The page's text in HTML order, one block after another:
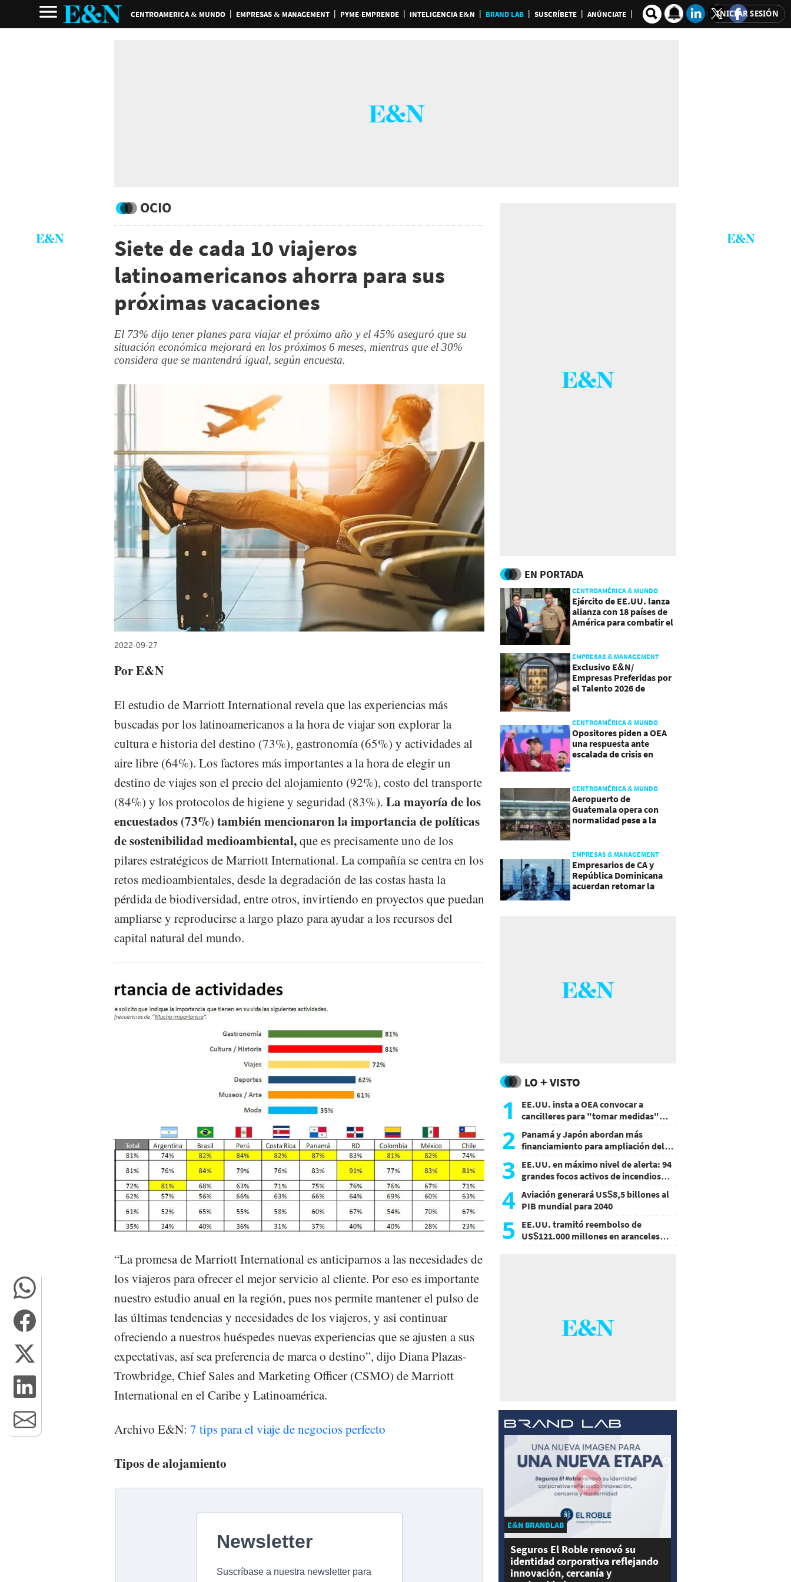
CENTROAMERICA & MUNDO EMPRESAS & MANAGEMENT PYME-EMPRENDE INTELIGENCIA E&N BRAND LAB SUSCRÍBETE ANÚNCIATE INICIAR SESIÓN
OCIO
Siete de cada 10 viajeros
latinoamericanos ahorra para sus
próximas vacaciones
El 73% dijo tener planes para viajar el próximo año y el 45% aseguró que su
situación económica mejorará en los próximos 6 meses, mientras que el 30%
considera que se mantendrá igual, según encuesta.
2022-09-27
Por E&N
El estudio de Marriott International revela que las experiencias más
buscadas por los latinoamericanos a la hora de viajar son explorar la
cultura e historia del destino (73%), gastronomía (65%) y actividades al
aire libre (64%). Los factores más importantes a la hora de elegir un
destino de viajes son el precio del alojamiento (92%), costo del transporte
(84%) y los protocolos de higiene y seguridad (83%). La mayoría de los
encuestados (73%) también mencionaron la importancia de políticas
de sostenibilidad medioambiental,que es precisamente uno de los
pilares estratégicos de Marriott International. La compañía se centra en los
retos medioambientales, desde la degradación de las costas hasta la
pérdida de biodiversidad, entre otros, invirtiendo en proyectos que puedan
ampliarse y reproducirse a largo plazo para ayudar a los recursos del
capital natural del mundo.
“La promesa de Marriott International es anticiparnos a las necesidades de
los viajeros para ofrecer el mejor servicio al cliente. Por eso es importante
nuestro estudio anual en la región, pues nos permite mantener el pulso de
las últimas tendencias y necesidades de los viajeros, y asi continuar
ofreciendo a nuestros huéspedes nuevas experiencias que se ajusten a sus
expectativas, así sea preferencia de marca o destino”, dijo Diana Plazas-
Trowbridge, Chief Sales and Marketing Officer (CSMO) de Marriott
International en el Caribe y Latinoamérica.
Archivo E&N: 7 tips para el viaje de negocios perfecto
Tipos de alojamiento
EN PORTADA
CENTROAMÉRICA & MUNDO
Ejército de EE.UU. lanza
alianza con 18 países de
América para combatir el
EMPRESAS & MANAGEMENT
Exclusivo E&N/
Empresas Preferidas por
el Talento 2026 de
CENTROAMÉRICA & MUNDO
Opositores piden a OEA
una respuesta ante
escalada de crisis en
CENTROAMÉRICA & MUNDO
Aeropuerto de
Guatemala opera con
normalidad pese a la
EMPRESAS & MANAGEMENT
Empresarios de CA y
República Dominicana
acuerdan retomar la
LO + VISTO
1
EE.UU. insta a OEA convocar a
cancilleres para "tomar medidas"
sobre Nicaragua
2 Panamá y Japón abordan más
financiamiento para ampliación del
metro
3 EE.UU. en máximo nivel de alerta: 94
grandes focos activos de incendios
forestales
4 Aviación generará US$8,5 billones al
PIB mundial para 2040
5
EE.UU. tramitó reembolso de
US$121.000 millones en aranceles
anulados
E&N BRANDLAB
Seguros El Roble renovó su
identidad corporativa reflejando
innovación, cercanía y